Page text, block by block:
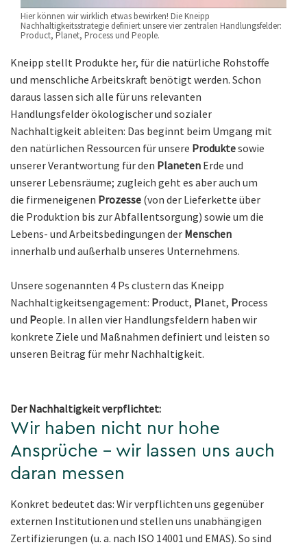
Hier können wir wirklich etwas bewirken! Die Kneipp
Nachhaltigkeitsstrategie definiert unsere vier zentralen Handlungsfelder:
Product, Planet, Process und People.
Kneipp stellt Produkte her, für die natürliche Rohstoffe
und menschliche Arbeitskraft benötigt werden. Schon
daraus lassen sich alle für uns relevanten
Handlungsfelder ökologischer und sozialer
Nachhaltigkeit ableiten: Das beginnt beim Umgang mit
den natürlichen Ressourcen für unsere Produktesowie
unserer Verantwortung für den Planeten Erde und
unserer Lebensräume; zugleich geht es aber auch um
die firmeneigenen Prozesse (von der Lieferkette über
die Produktion bis zur Abfallentsorgung) sowie um die
Lebens- und Arbeitsbedingungen der Menschen
innerhalb und außerhalb unseres Unternehmens.
Unsere sogenannten 4 Ps clustern das Kneipp
Nachhaltigkeitsengagement: Product, Planet, Process
und People. In allen vier Handlungsfeldern haben wir
konkrete Ziele und Maßnahmen definiert und leisten so
unseren Beitrag für mehr Nachhaltigkeit.
Der Nachhaltigkeit verpflichtet:
Wir haben nicht nur hohe
Ansprüche – wir lassen uns auch
daran messen
Konkret bedeutet das: Wir verpflichten uns gegenüber
externen Institutionen und stellen uns unabhängigen
Zertifizierungen (u. a. nach ISO 14001 und EMAS). So sind